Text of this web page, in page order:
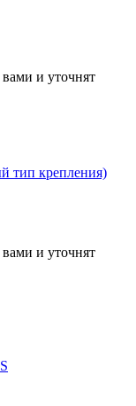
и уточнят
тип крепления)
и уточнят